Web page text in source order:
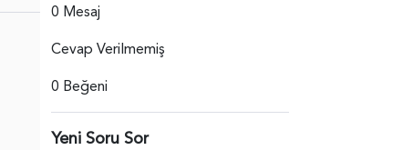
0 Mesaj
Cevap Verilmemiş
0 Beğeni
Yeni Soru Sor